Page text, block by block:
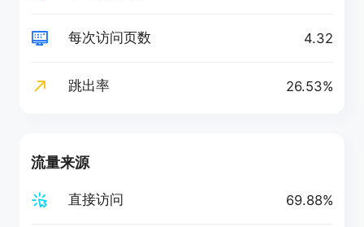
每次访问页数 4.32
跳出率 26.53%
流量来源
直接访问 69.88%